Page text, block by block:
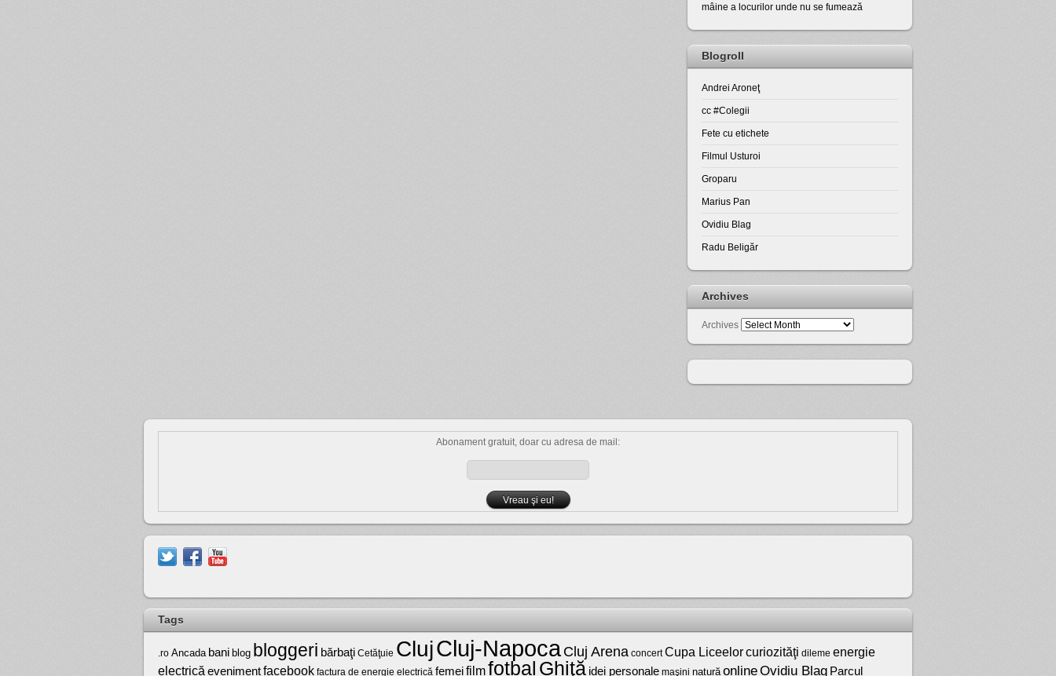
mâine a locurilor unde nu se fumează
Blogroll
Andrei Aroneţ
cc #Colegii
Fete cu etichete
Filmul Usturoi
Groparu
Marius Pan
Ovidiu Blag
Radu Beligăr
Archives
Archives
Abonament gratuit, doar cu adresa de mail:
Tags
.ro Ancada bani blog bloggeri bărbaţi Cetăţuie ClujCluj-Napoca Cluj Arena concert Cupa Liceelorcuriozităţi dileme energie
electrică evenimentfacebook factura de energie electrică femeifilmfotbal Ghiţă idei personale maşini natură onlineOvidiu Blag Parcul